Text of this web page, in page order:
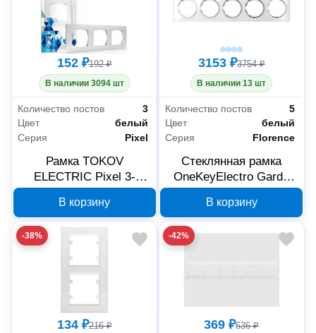
152 ₽192 ₽
В наличии 3094 шт
Количество постов
3
Цвет
белый
Серия
Pixel
Рамка TOKOV
ELECTRIC Pixel 3-
RM3-C01
В корзину
3153 ₽3754 ₽
В наличии 13 шт
Количество постов
5
Цвет
белый
Серия
Florence
Стеклянная рамка
OneKeyElectro Garda
белая 2234928
В корзину
-38%
134 ₽216 ₽
-42%
369 ₽636 ₽